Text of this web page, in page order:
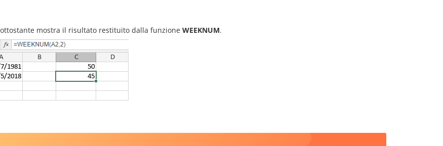
mostra il risultato restituito dalla funzione WEEKNUM.